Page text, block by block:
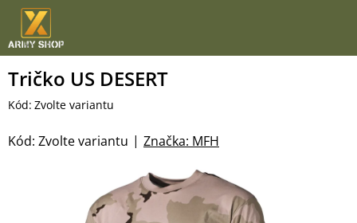
Přejít
obsah
Tričko US DESERT
Kód: Zvolte variantu
Značka: MFH
Kód: Zvolte variantu